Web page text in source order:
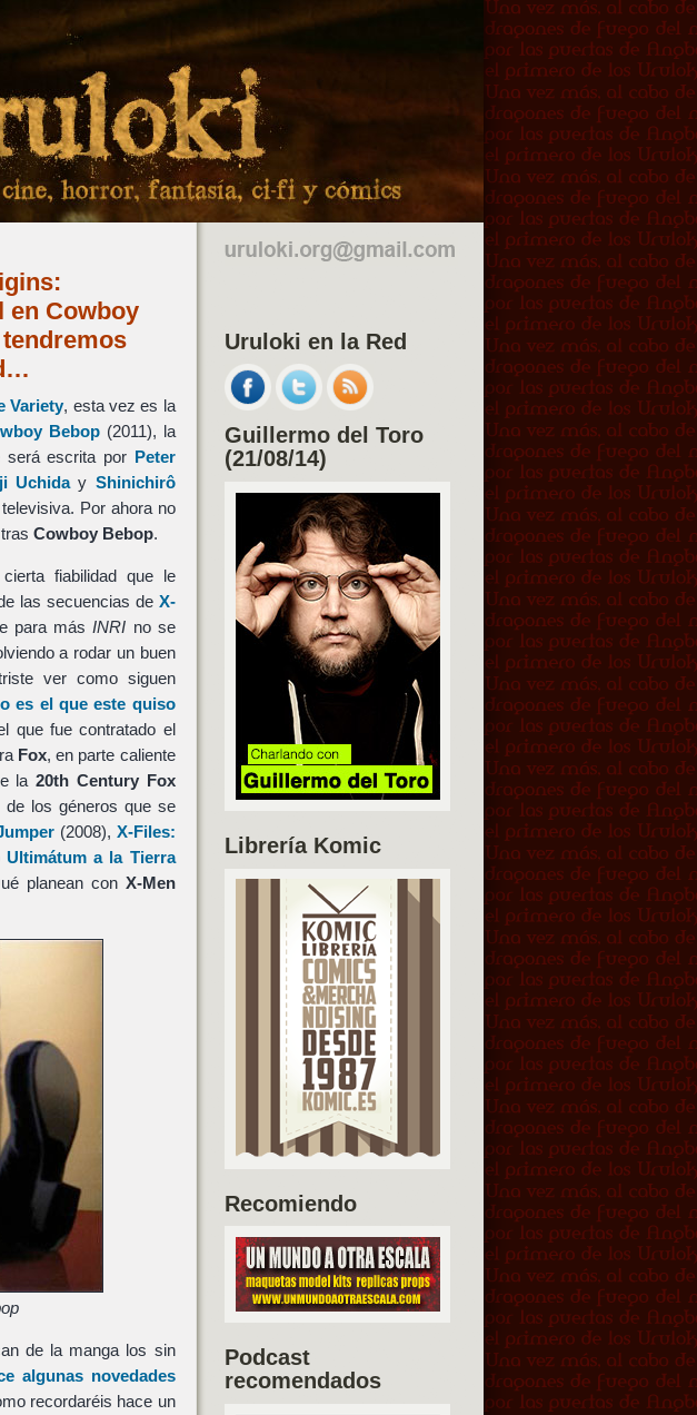
en Cowboy
Variety, esta vez es la
Bebop(2011), la
será escrita por Peter
Uchiday Shinichirô
Por ahora no
Cowboy Bebop.
fiabilidad que le
las secuencias de X-
para másINRI no se
a rodar un buen
ver como siguen
es el que este quiso
que fue contratado el
Fox, en parte caliente
la20th Century Fox
los géneros que se
(2008), X-Files:
Ultimátum a la Tierra
planean con X-Men
de la manga los sin
algunas novedades
recordaréis hace un
Uruloki en la Red
Guillermo del Toro
(21/08/14)
Librería Komic
Recomiendo
Podcast
recomendados